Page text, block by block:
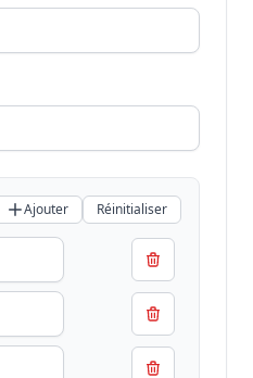
Ajouter Réinitialiser